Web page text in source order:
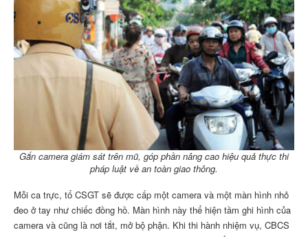
Gắn camera giám sát trên mũ, góp phần nâng cao hiệu quả thực thi
pháp luật về an toàn giao thông.
Mỗi ca trực, tổ CSGT sẽ được cấp một camera và một màn hình nhỏ
đeo ở tay như chiếc đồng hồ. Màn hình này thể hiện tầm ghi hình của
camera và cũng là nơi tắt, mở bộ phận. Khi thi hành nhiệm vụ, CBCS